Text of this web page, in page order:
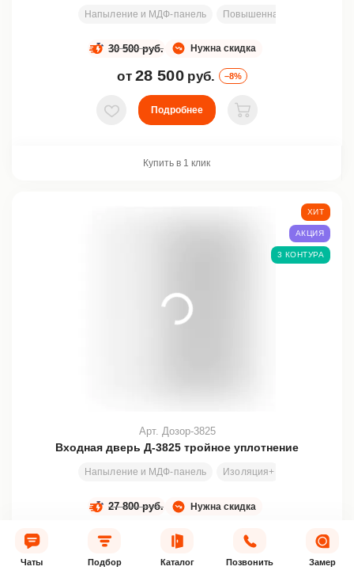
Напыление и МДФ-панель Повышенная изоляция
Нужна скидка
30 500 руб.
от 28 500 руб. –8%
В избранное
Подробнее
В корзину
Купить в 1 клик
Входная дверь Д-3825 тройное уплотнение
Напыление и МДФ-панель Изоляция+
Арт. Дозор-3825
Нужна скидка
27 800 руб.
26 700
ХИТ
АКЦИЯ
3 КОНТУРА
Подробнее
Чаты Подбор Каталог Позвонить Замер